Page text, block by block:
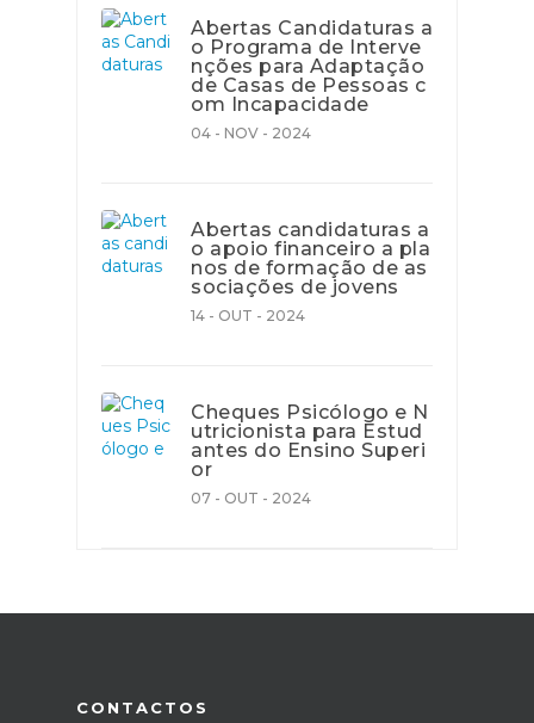
Abertas Candidaturas a
o Programa de Interve
nções para Adaptação
de Casas de Pessoas c
om Incapacidade
04 - NOV - 2024
Abertas candidaturas a
o apoio financeiro a pla
nos de formação de as
sociações de jovens
14 - OUT - 2024
Cheques Psicólogo e N
utricionista para Estud
antes do Ensino Superi
or
07 - OUT - 2024
CONTACTOS